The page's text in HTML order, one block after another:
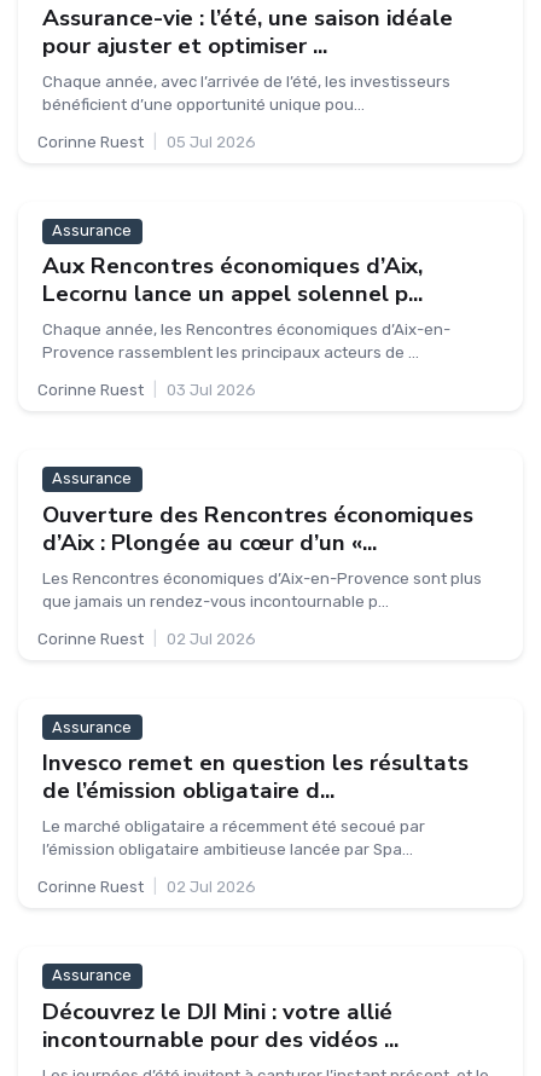
Assurance-vie : l’été, une saison idéale
pour ajuster et optimiser ...
Chaque année, avec l’arrivée de l’été, les investisseurs
bénéficient d’une opportunité unique pou...
Corinne Ruest 05 Jul 2026
Assurance
Aux Rencontres économiques d’Aix,
Lecornu lance un appel solennel p...
Chaque année, les Rencontres économiques d’Aix-en-
Provence rassemblent les principaux acteurs de ...
Corinne Ruest 03 Jul 2026
Assurance
Ouverture des Rencontres économiques
d’Aix : Plongée au cœur d’un «...
Les Rencontres économiques d’Aix-en-Provence sont plus
que jamais un rendez-vous incontournable p...
Corinne Ruest 02 Jul 2026
Assurance
Invesco remet en question les résultats
de l’émission obligataire d...
Le marché obligataire a récemment été secoué par
l’émission obligataire ambitieuse lancée par Spa...
Corinne Ruest 02 Jul 2026
Assurance
Découvrez le DJI Mini : votre allié
incontournable pour des vidéos ...